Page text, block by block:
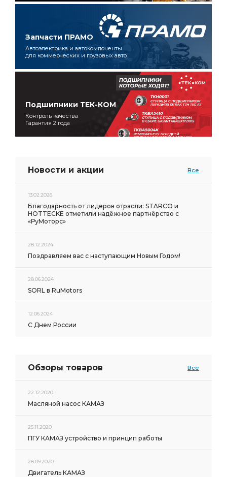
Запчасти ПРАМО
Автоэлектрика и автокомпоненты
для коммерческих и грузовых авто
Подшипники ТЕК-КОМ
Контроль качества
Гарантия 2 года
Новости и акции Все
13.02.2026
Благодарность от лидеров отрасли: STARCO и
HOTTECKE отметили надёжное партнёрство с
«РуМоторс»
28.12.2024
Поздравляем вас с наступающим Новым Годом!
28.06.2024
SORL в RuMotors
12.06.2024
С Днем России
Обзоры товаров Все
22.12.2020
Масляной насос КАМАЗ
25.11.2020
ПГУ КАМАЗ устройство и принцип работы
28.09.2020
Двигатель КАМАЗ